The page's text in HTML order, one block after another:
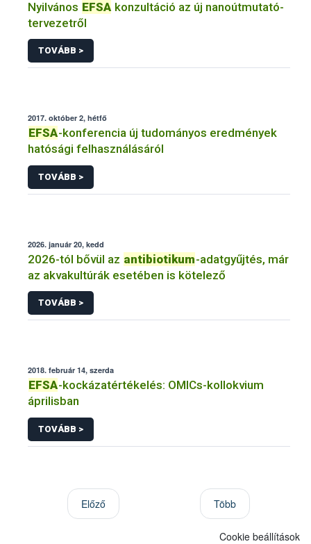
Nyilvános EFSA konzultáció az új nanoútmutató-
tervezetről
TOVÁBB >
2017. október 2, hétfő
EFSA-konferencia új tudományos eredmények
hatósági felhasználásáról
TOVÁBB >
2026. január 20, kedd
2026-tól bővül az antibiotikum-adatgyűjtés, már
az akvakultúrák esetében is kötelező
TOVÁBB >
2018. február 14, szerda
EFSA-kockázatértékelés: OMICs-kollokvium
áprilisban
TOVÁBB >
Előző Több
Cookie beállítások